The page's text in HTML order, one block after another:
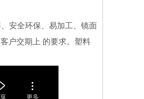
安全环保、易加工、镜面
户交期上 的要求。塑料